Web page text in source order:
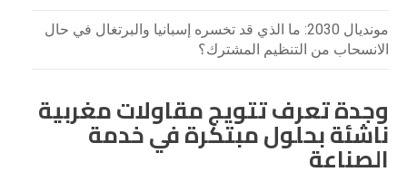
مونديال 2030: ما الذي قد تخسره إسبانيا والبرتغال في حال
الانسحاب من التنظيم المشترك؟
وجدة تعرف تتويج مقاولات مغربية
ناشئة بحلول مبتكرة في خدمة
الصناعة